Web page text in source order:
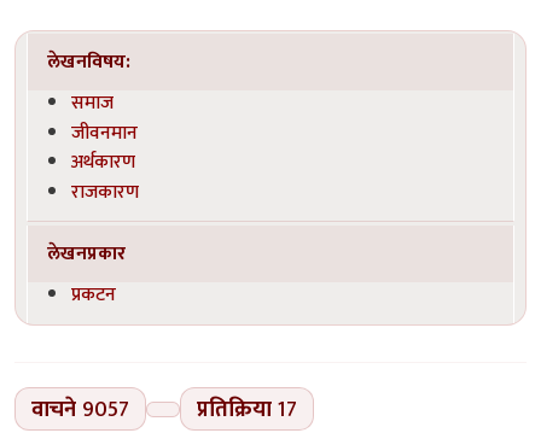
लेखनविषय:
समाज
जीवनमान
अर्थकारण
राजकारण
लेखनप्रकार
प्रकटन
वाचने 9057 प्रतिक्रिया17